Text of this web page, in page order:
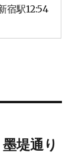
宿駅12:54
堤通り